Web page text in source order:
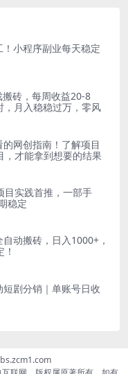
！小程序副业每天稳定
搬砖，每周收益20-8
月入稳稳过万，零风
的网创指南！了解项目
，才能拿到想要的结果
目实践首推，一部手
稳定
动搬砖，日入1000+，
短剧分销｜单账号日收